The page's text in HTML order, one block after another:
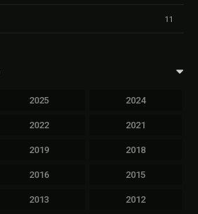
11
2025 2024
2022 2021
2019 2018
2016 2015
2013 2012